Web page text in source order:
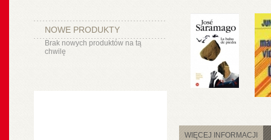
NOWE PRODUKTY
Brak nowych produktów na tą
chwilę
WIĘCEJ INFORMACJI